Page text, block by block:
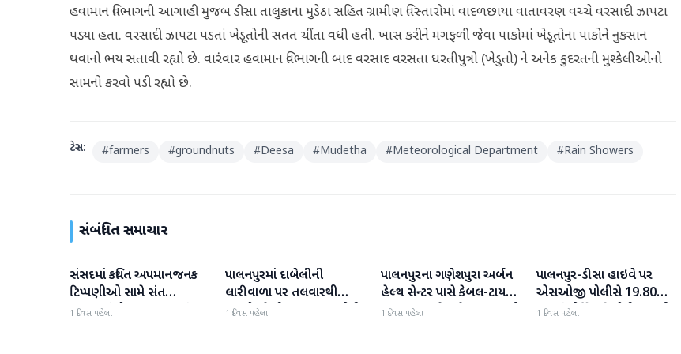
હવામાન વિભાગની આગાહી મુજબ ડીસા તાલુકાના મુડેઠા સહિત ગ્રામીણ વિસ્તારોમાં વાદળછાયા વાતાવરણ વચ્ચે વરસાદી ઝાપટા
પડ્યા હતા. વરસાદી ઝાપટા પડતાં ખેડૂતોની સતત ચીંતા વધી હતી. ખાસ કરીને મગફળી જેવા પાકોમાં ખેડૂતોના પાકોને નુકસાન
થવાનો ભય સતાવી રહ્યો છે. વારંવાર હવામાન વિભાગની બાદ વરસાદ વરસતા ધરતીપુત્રો (ખેડુતો) ને અનેક કુદરતની મુશ્કેલીઓનો
સામનો કરવો પડી રહ્યો છે.
ટેગ્સ: #farmers #groundnuts #Deesa #Mudetha #Meteorological Department #Rain Showers
સંબંધિત સમાચાર
બનાસકાંઠા
સંસદમાં કથિત અપમાનજનક
ટિપ્પણીઓ સામે સંત
સમાજમાં રોષ: પાલનપુરમાં
1 દિવસ પહેલા
બનાસકાંઠા
પાલનપુરમાં દાબેલીની
લારીવાળા પર તલવારથી
હુમલો: બે ઈજાગ્રસ્ત, આરોપી
1 દિવસ પહેલા
બનાસકાંઠા
પાલનપુરના ગણેશપુરા અર્બન
હેલ્થ સેન્ટર પાસે કેબલ-ટાયર
સળગાવાતા ફેલાયેલા ધુમાડાથી
1 દિવસ પહેલા
બનાસકાંઠા
પાલનપુર-ડીસા હાઇવે પર
એસઓજી પોલીસે 19.80
લાખનું મોર્ફિન હિરોઈન ઝડપી
1 દિવસ પહેલા